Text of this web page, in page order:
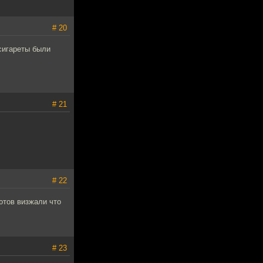
# 20
были
# 21
# 22
визжали что
# 23